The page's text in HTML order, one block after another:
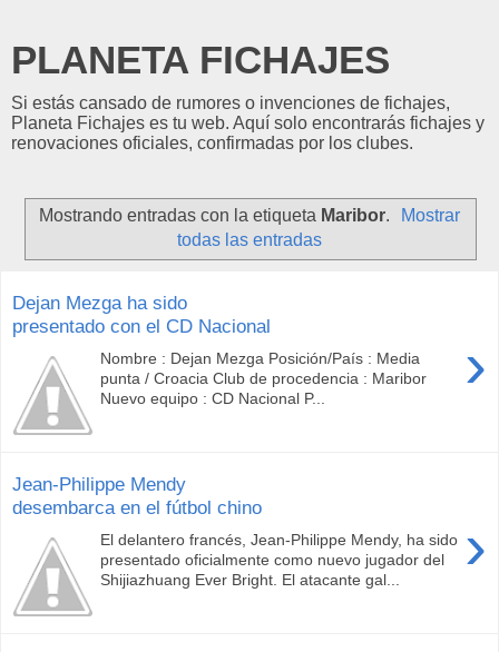
PLANETA FICHAJES
Si estás cansado de rumores o invenciones de fichajes,
Planeta Fichajes es tu web. Aquí solo encontrarás fichajes y
renovaciones oficiales, confirmadas por los clubes.
Mostrando entradas con la etiqueta Maribor.
Mostrar
todas las entradas
Dejan Mezga ha sido
presentado con el CD Nacional
›
Nombre : Dejan Mezga Posición/País : Media
punta / Croacia Club de procedencia : Maribor
Nuevo equipo : CD Nacional P...
Jean-Philippe Mendy
desembarca en el fútbol chino
›
El delantero francés, Jean-Philippe Mendy, ha sido
presentado oficialmente como nuevo jugador del
Shijiazhuang Ever Bright. El atacante gal...